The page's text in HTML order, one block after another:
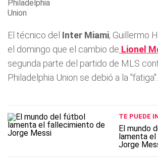
Philadelphia
Union
El técnico del Inter Miami, Guillermo
el domingo que el cambio de Lionel
segunda parte del partido de MLS
Philadelphia Union se debió a la "fatiga".
TE PUEDE
El mundo
lamenta
Jorge